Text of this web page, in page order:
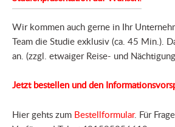
Wir kommen auch gerne in Ihr
Team die Studie exklusiv (ca. 45 Min.).
an. (zzgl. etwaiger Reise- und
Jetzt bestellen und den
Hier gehts zum Bestellformular. Für